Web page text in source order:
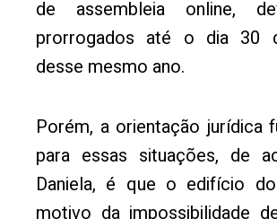
de assembleia online,
prorrogados até o dia 30
desse mesmo ano.
Porém, a orientação jurídica
para essas situações, de
Daniela, é que o edifício
motivo da impossibilidade